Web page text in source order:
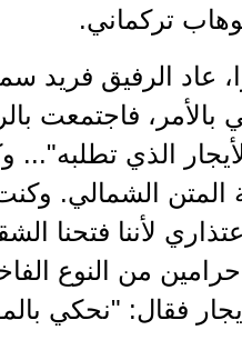
تركماني.
عاد الرفيق فريد
بالأمر، فاجتمعت
الذي
المتن الشمالي.
قدمت اعتذاري لأننا
من النوع
فقال: "نحكي